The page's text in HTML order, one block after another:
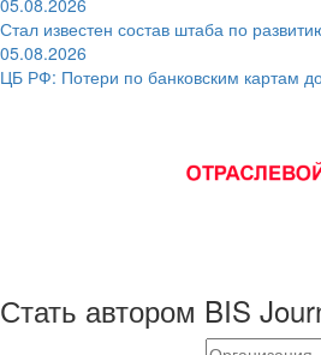
05.08.2026
Стал известен состав штаба по
05.08.2026
ЦБ РФ: Потери по банковским картам
Стать автором BIS